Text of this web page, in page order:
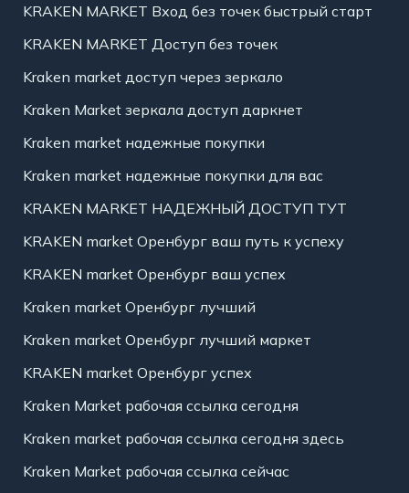
KRAKEN MARKET Вход без точек быстрый старт
KRAKEN MARKET Доступ без точек
Kraken market доступ через зеркало
Kraken Market зеркала доступ даркнет
Kraken market надежные покупки
Kraken market надежные покупки для вас
KRAKEN MARKET НАДЕЖНЫЙ ДОСТУП ТУТ
KRAKEN market Оренбург ваш путь к успеху
KRAKEN market Оренбург ваш успех
Kraken market Оренбург лучший
Kraken market Оренбург лучший маркет
KRAKEN market Оренбург успех
Kraken Market рабочая ссылка сегодня
Kraken market рабочая ссылка сегодня здесь
Kraken Market рабочая ссылка сейчас